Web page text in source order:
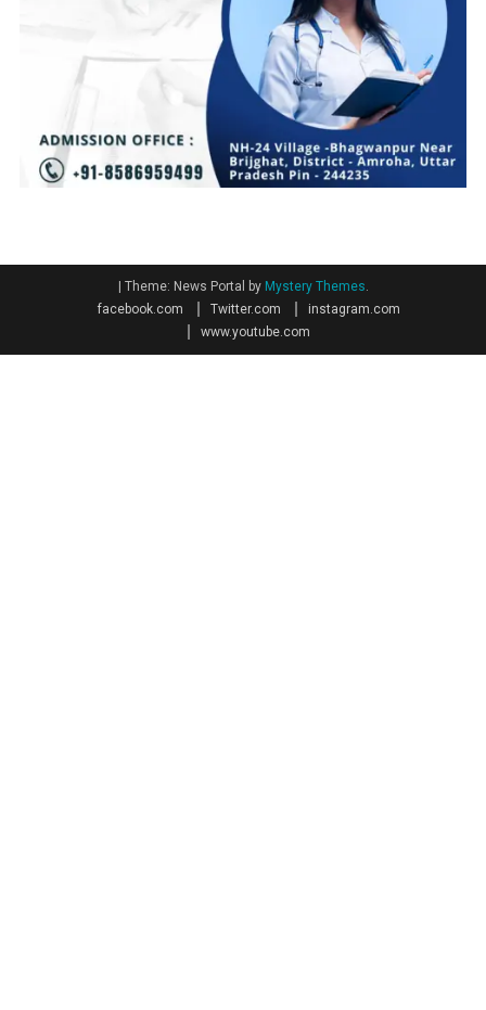
| Theme: News Portal by Mystery Themes
facebook.com
Twitter.com
instagram.com
www.youtube.com